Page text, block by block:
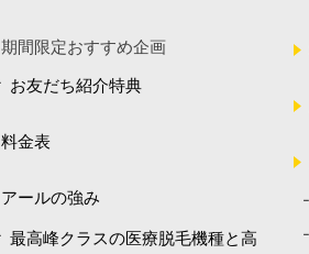
期間限定おすすめ企画
お友だち紹介特典
料金表
アールの強み
最高峰クラスの医療脱毛機種と高